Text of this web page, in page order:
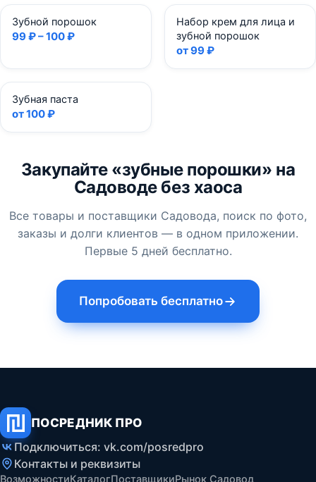
Зубной порошок
99 ₽ – 100 ₽
Набор крем для лица и
зубной порошок
от 99 ₽
Зубная паста
от 100 ₽
Закупайте «зубные порошки» на
Садоводе без хаоса
Все товары и поставщики Садовода, поиск по фото,
заказы и долги клиентов — в одном приложении.
Первые 5 дней бесплатно.
Попробовать бесплатно
ПОСРЕДНИК ПРО
Подключиться: vk.com/posredpro
Контакты и реквизиты
ВозможностиКаталогПоставщикиРынок Садовод